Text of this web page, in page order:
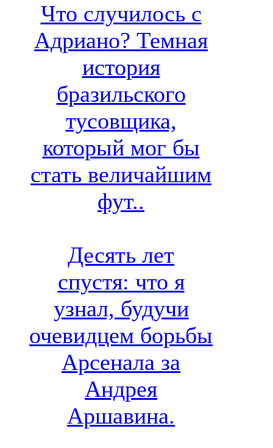
Что случилось с
Адриано? Темная
история
бразильского
тусовщика,
который мог бы
стать величайшим
фут..
Десять лет
спустя: что я
узнал, будучи
очевидцем борьбы
Арсенала за
Андрея
Аршавина.